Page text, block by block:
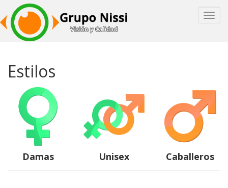
contenido
principal
Estilos
Damas Unisex Caballeros